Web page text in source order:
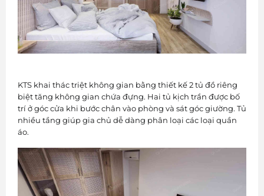
KTS khai thác triệt không gian bằng thiết kế 2 tủ đồ riêng
biệt tăng không gian chứa đựng. Hai tủ kịch trần được bố
trí ở góc cửa khi bước chân vào phòng và sát góc giường. Tủ
nhiều tầng giúp gia chủ dễ dàng phân loại các loại quần
áo.